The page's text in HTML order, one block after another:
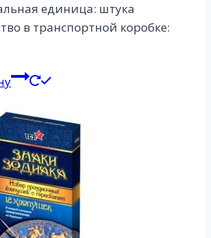
единица: штука
в транспортной коробке: